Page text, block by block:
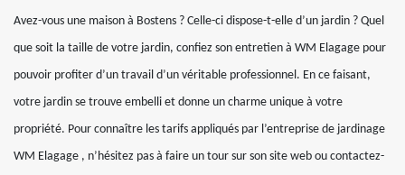
Avez-vous une maison à Bostens ? Celle-ci dispose-t-elle d’un jardin ? Quel
que soit la taille de votre jardin, confiez son entretien à WM Elagage pour
pouvoir profiter d’un travail d’un véritable professionnel. En ce faisant,
votre jardin se trouve embelli et donne un charme unique à votre
propriété. Pour connaître les tarifs appliqués par l’entreprise de jardinage
WM Elagage , n’hésitez pas à faire un tour sur son site web ou contactez-